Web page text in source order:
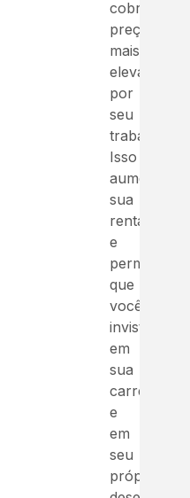
cobrar
preços
mais
elevados
por
seu
trabalho.
Isso
aumenta
sua
rentabilidade
e
permite
que
você
invista
em
sua
carreira
e
em
seu
próprio